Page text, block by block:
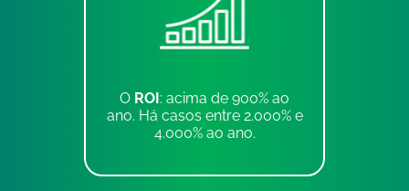
O ROI: acima de 900% ao
ano. Há casos entre 2.000% e
4.000% ao ano.